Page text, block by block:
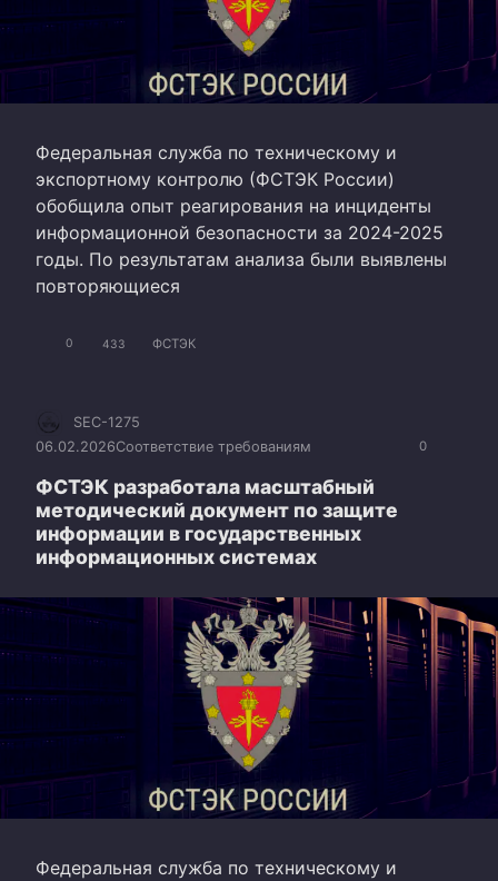
Федеральная служба по техническому и
экспортному контролю (ФСТЭК России)
обобщила опыт реагирования на инциденты
информационной безопасности за 2024-2025
годы. По результатам анализа были выявлены
повторяющиеся
0 433 ФСТЭК
0
SEC-1275
06.02.2026Соответствие требованиям
ФСТЭК разработала масштабный
методический документ по защите
информации в государственных
информационных системах
Федеральная служба по техническому и